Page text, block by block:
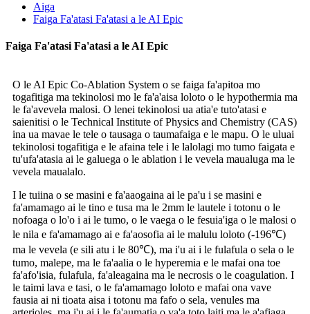
Aiga
Faiga Fa'atasi Fa'atasi a le AI Epic
Faiga Fa'atasi Fa'atasi a le AI Epic
O le AI Epic Co-Ablation System o se faiga fa'apitoa mo
togafitiga ma tekinolosi mo le fa'a'aisa loloto o le hypothermia ma
le fa'avevela malosi. O lenei tekinolosi ua atia'e tuto'atasi e
saienitisi o le Technical Institute of Physics and Chemistry (CAS)
ina ua mavae le tele o tausaga o taumafaiga e le mapu. O le uluai
tekinolosi togafitiga e le afaina tele i le lalolagi mo tumo faigata e
tu'ufa'atasia ai le galuega o le ablation i le vevela maualuga ma le
vevela maualalo.
I le tuiina o se masini e fa'aaogaina ai le pa'u i se masini e
fa'amamago ai le tino e tusa ma le 2mm le lautele i totonu o le
nofoaga o lo'o i ai le tumo, o le vaega o le fesuia'iga o le malosi o
le nila e fa'amamago ai e fa'aosofia ai le malulu loloto (-196℃)
ma le vevela (e sili atu i le 80℃), ma i'u ai i le fulafula o sela o le
tumo, malepe, ma le fa'aalia o le hyperemia e le mafai ona toe
fa'afo'isia, fulafula, fa'aleagaina ma le necrosis o le coagulation. I
le taimi lava e tasi, o le fa'amamago loloto e mafai ona vave
fausia ai ni tioata aisa i totonu ma fafo o sela, venules ma